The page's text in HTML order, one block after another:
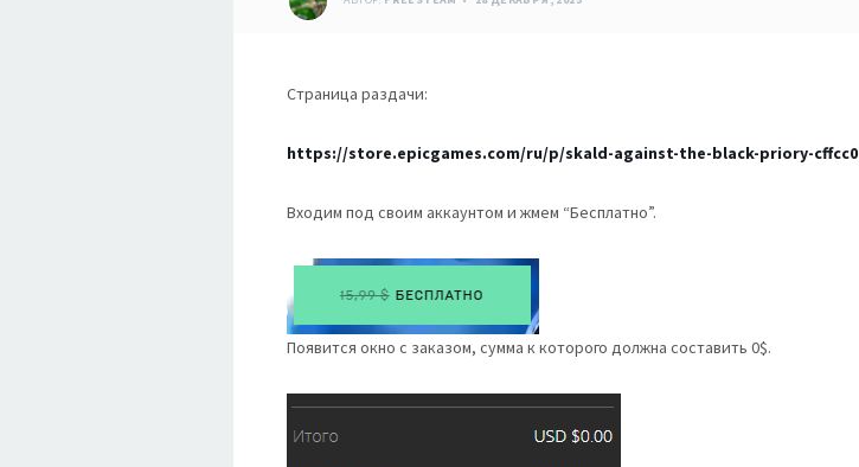
Страница раздачи:
https://store.epicgames.com/ru/p/skald-against-the-black-priory-cffcc0
Входим под своим аккаунтом и жмем “Бесплатно”.
Появится окно с заказом, сумма к которого должна составить 0$.